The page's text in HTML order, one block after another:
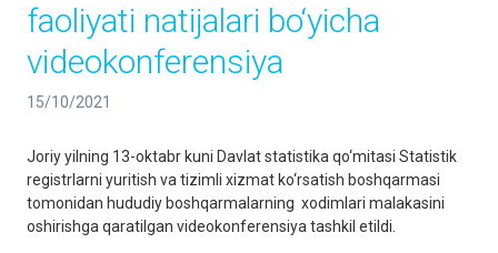
faoliyati natijalari bo‘yicha
videokonferensiya
15/10/2021
Joriy yilning 13-oktabr kuni Davlat statistika qo‘mitasi Statistik
registrlarni yuritish va tizimli xizmat ko‘rsatish boshqarmasi
tomonidan hududiy boshqarmalarning xodimlari malakasini
oshirishga qaratilgan videokonferensiya tashkil etildi.